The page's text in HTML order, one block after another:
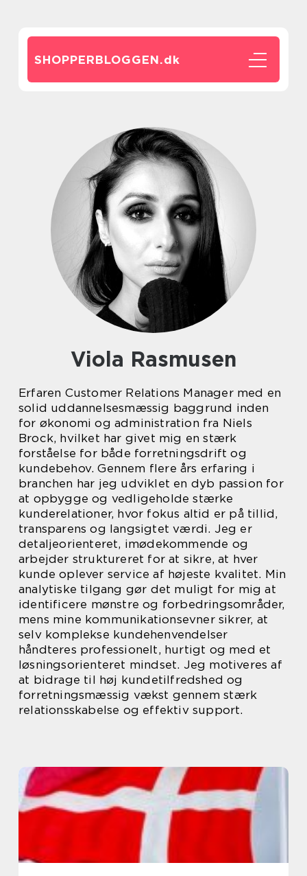
SHOPPERBLOGGEN.dk
Viola Rasmusen
Erfaren Customer Relations Manager med en
solid uddannelsesmæssig baggrund inden
for økonomi og administration fra Niels
Brock, hvilket har givet mig en stærk
forståelse for både forretningsdrift og
kundebehov. Gennem flere års erfaring i
branchen har jeg udviklet en dyb passion for
at opbygge og vedligeholde stærke
kunderelationer, hvor fokus altid er på tillid,
transparens og langsigtet værdi. Jeg er
detaljeorienteret, imødekommende og
arbejder struktureret for at sikre, at hver
kunde oplever service af højeste kvalitet. Min
analytiske tilgang gør det muligt for mig at
identificere mønstre og forbedringsområder,
mens mine kommunikationsevner sikrer, at
selv komplekse kundehenvendelser
håndteres professionelt, hurtigt og med et
løsningsorienteret mindset. Jeg motiveres af
at bidrage til høj kundetilfredshed og
forretningsmæssig vækst gennem stærk
relationsskabelse og effektiv support.